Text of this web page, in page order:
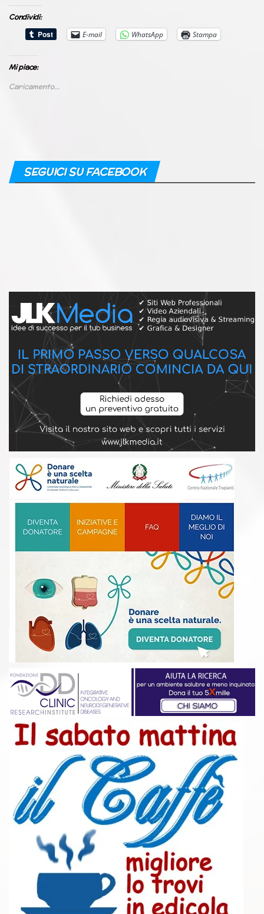
Condividi:
E-mail
WhatsApp Stampa
Mi piace:
Caricamento...
SEGUICI SU FACEBOOK